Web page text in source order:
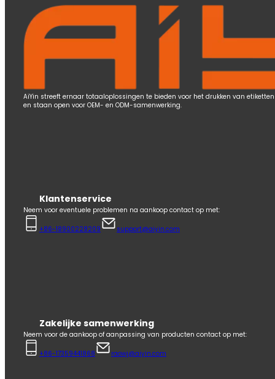
AiYin streeft ernaar totaaloplossingen te bieden voor het drukken van
en staan open voor OEM- en ODM-samenwerking.
Klantenservice
Neem voor eventuele problemen na aankoop contact op met:
+86-18900228209 support@aiyin.com
Zakelijke samenwerking
Neem voor de aankoop of aanpassing van producten contact op met:
+86-17359441868 raowj@aiyin.com